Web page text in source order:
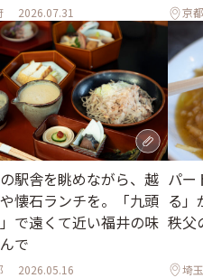
2026.07.31 京
駅舎を眺めながら、越
懐石ランチを。「九頭
で遠くて近い福井の味
で
2026.05.16
パー
る」
秩父
埼